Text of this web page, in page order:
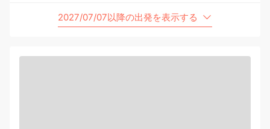
2027/07/07以降の出発を表示する